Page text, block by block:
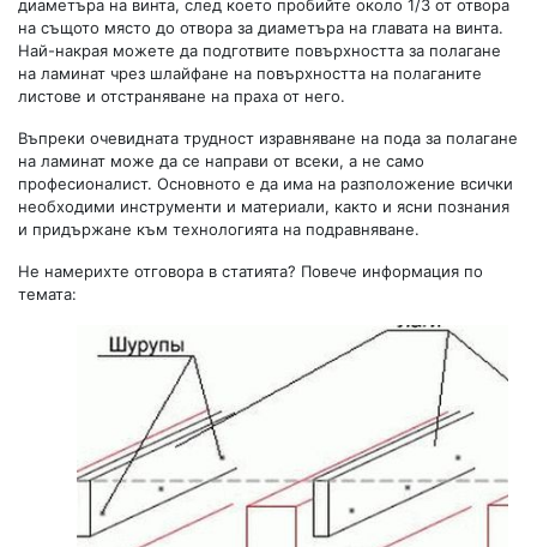
диаметъра на винта, след което пробийте около 1/3 от отвора
на същото място до отвора за диаметъра на главата на винта.
Най-накрая можете да подготвите повърхността за полагане
на ламинат чрез шлайфане на повърхността на полаганите
листове и отстраняване на праха от него.
Въпреки очевидната трудност изравняване на пода за полагане
на ламинат може да се направи от всеки, а не само
професионалист. Основното е да има на разположение всички
необходими инструменти и материали, както и ясни познания
и придържане към технологията на подравняване.
Не намерихте отговора в статията? Повече информация по
темата: